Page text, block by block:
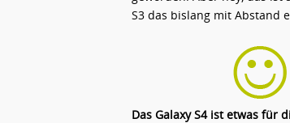
S3 das bislang mit Abstand
Das Galaxy S4 ist etwas für